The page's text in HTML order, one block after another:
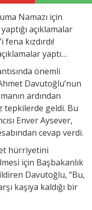
Namazı için
açıklamalar
fena kızdırdı!
yaptı…
önemli
Davutoğlu’nun
ardından
tepkilerde geldi. Bu
Enver Aysever,
cevap verdi.
hürriyetini
için Başbakanlık
Davutoğlu, “Bu,
kaşıya kaldığı bir